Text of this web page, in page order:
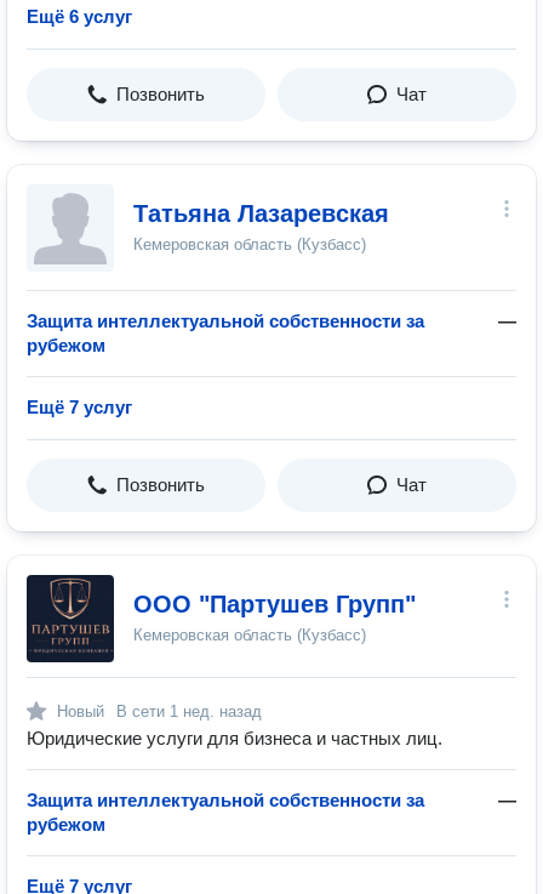
Ещё 6 услуг
Позвонить Чат
Татьяна Лазаревская
Кемеровская область (Кузбасс)
Защита интеллектуальной собственности за
рубежом
—
Ещё 7 услуг
Позвонить Чат
ООО "Партушев Групп"
Кемеровская область (Кузбасс)
Новый В сети 1 нед. назад
Юридические услуги для бизнеса и частных лиц.
Защита интеллектуальной собственности за
рубежом
—
Ещё 7 услуг